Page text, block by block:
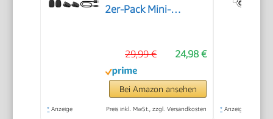
2er-Pack Mini-
Auto-Pairing und
Stummschaltung und
Reverb für Vlogging,
Videoaufnahmen,
24,98 €
29,99 €
Bei Amazon ansehen
* Anzeige Preis inkl. MwSt., zzgl. Versandkosten * Anzeige